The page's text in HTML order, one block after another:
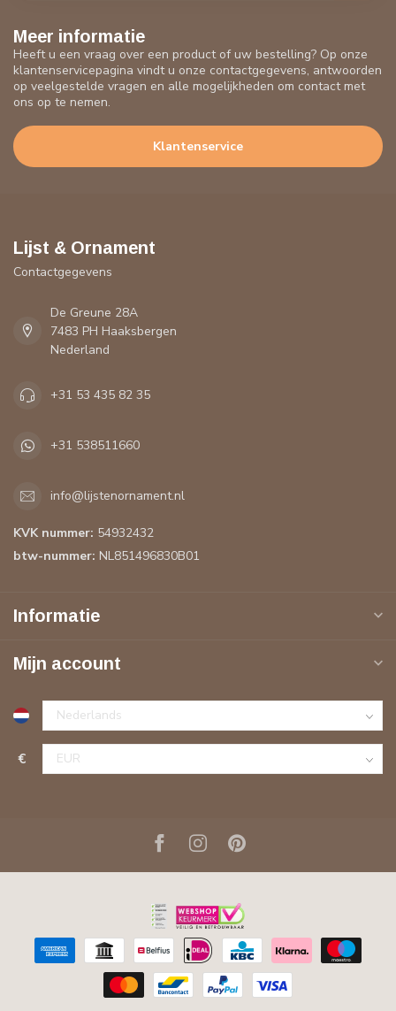
Meer informatie
Heeft u een vraag over een product of uw bestelling? Op onze
klantenservicepagina vindt u onze contactgegevens, antwoorden
op veelgestelde vragen en alle mogelijkheden om contact met
ons op te nemen.
Klantenservice
Lijst & Ornament
Contactgegevens
De Greune 28A
7483 PH Haaksbergen
Nederland
+31 53 435 82 35
+31 538511660
info@lijstenornament.nl
KVK nummer: 54932432
btw-nummer: NL851496830B01
Informatie
Mijn account
€